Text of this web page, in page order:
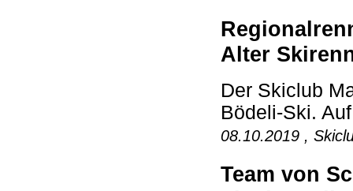
Alter
Der Skiclub
Bödeli-Ski.
08.10.2019 ,
Team von